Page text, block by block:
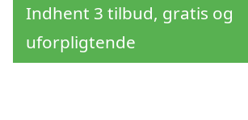
Indhent 3 tilbud, gratis og
uforpligtende